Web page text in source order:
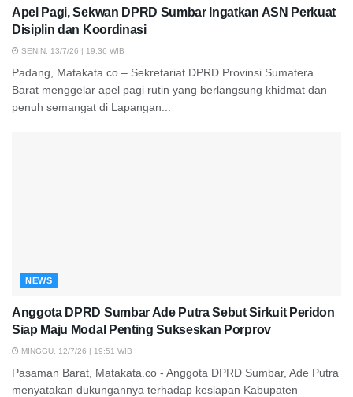
Apel Pagi, Sekwan DPRD Sumbar Ingatkan ASN Perkuat
Disiplin dan Koordinasi
SENIN, 13/7/26 | 19:36 WIB
Padang, Matakata.co – Sekretariat DPRD Provinsi Sumatera
Barat menggelar apel pagi rutin yang berlangsung khidmat dan
penuh semangat di Lapangan...
NEWS
Anggota DPRD Sumbar Ade Putra Sebut Sirkuit Peridon
Siap Maju Modal Penting Sukseskan Porprov
MINGGU, 12/7/26 | 19:51 WIB
Pasaman Barat, Matakata.co - Anggota DPRD Sumbar, Ade Putra
menyatakan dukungannya terhadap kesiapan Kabupaten